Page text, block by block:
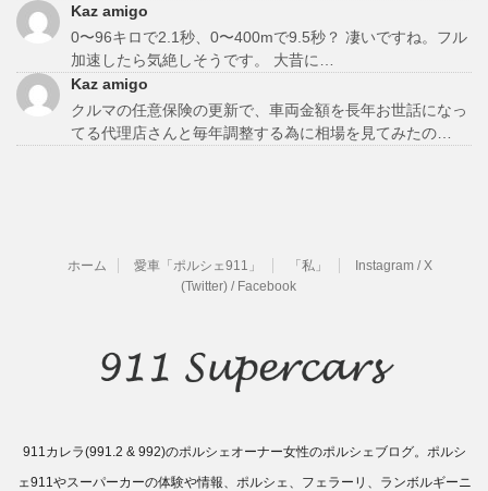
Kaz amigo
0〜96キロで2.1秒、0〜400mで9.5秒？ 凄いですね。フル
加速したら気絶しそうです。 大昔に…
Kaz amigo
クルマの任意保険の更新で、車両金額を長年お世話になっ
てる代理店さんと毎年調整する為に相場を見てみたの…
ホーム 愛車「ポルシェ911」 「私」
Instagram / X
(Twitter) / Facebook
911カレラ(991.2 & 992)のポルシェオーナー女性のポルシェブログ。ポルシ
ェ911やスーパーカーの体験や情報、ポルシェ、フェラーリ、ランボルギーニ